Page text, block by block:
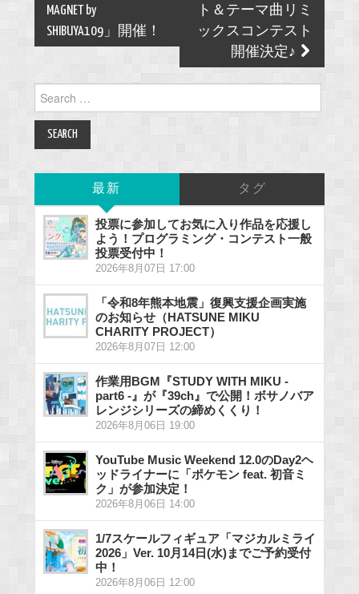
MAGNET by
SHIBUYA109」開催！
ト＆テーマ曲リミ
ックスコンテスト
開催決定♪
for:
最新 タグ
投票に参加してお気に入り作品を応援し
よう！プログラミング・コンテスト一般
投票受付中！
2026年8月07日 17:00
「令和8年熊本地震」復興支援企画実施
のお知らせ（HATSUNE MIKU
CHARITY PROJECT）
2026年8月07日 12:00
作業用BGM『STUDY WITH MIKU -
part6 -』が『39ch』で公開！ボサノバア
レンジシリーズの締めくくり！
2026年8月06日 19:00
YouTube Music Weekend 12.0のDay2ヘ
ッドライナーに「ポケモン feat. 初音ミ
ク」が参加決定！
2026年8月06日 14:00
1/7スケールフィギュア「マジカルミライ
2026」Ver. 10月14日(水)までご予約受付
中！
2026年8月06日 12:00